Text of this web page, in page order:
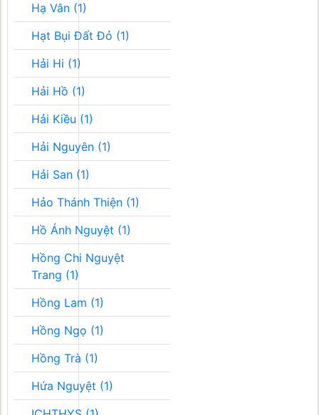
Hạ Vân (1)
Hạt Bụi Đất Đỏ (1)
Hải Hi (1)
Hải Hồ (1)
Hải Kiều (1)
Hải Nguyên (1)
Hải San (1)
Hảo Thánh Thiện (1)
Hồ Ánh Nguyệt (1)
Hồng Chi Nguyệt
Trang (1)
Hồng Lam (1)
Hồng Ngọ (1)
Hồng Trà (1)
Hứa Nguyệt (1)